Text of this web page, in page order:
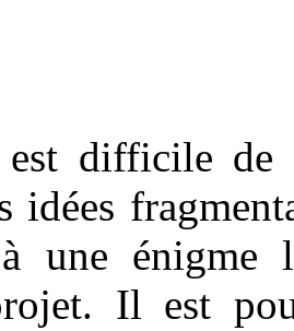
difficile de
idées
une énigme
Il est